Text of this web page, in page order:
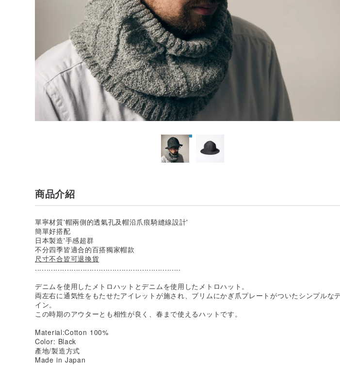
商品介紹
單寧材質'帽兩側的透氣孔及帽沿爪痕騎縫線設計'
簡單好搭配
日本製造'手感超群
不分四季皆適合的百搭獨家帽款
尺寸不合皆可退換貨
................................................................
デニムを使用したメトロハットとデニムを使用したメトロハット。
両左右に通気性をもたせたアイレットが施され、ブリムにかぎ爪プレートがついたシンプルな
イン。
この時期のアウターとも相性が良く、春まで使えるハットです。
Material:Cotton 100%
Color: Black
產地/製造方式
Made in Japan